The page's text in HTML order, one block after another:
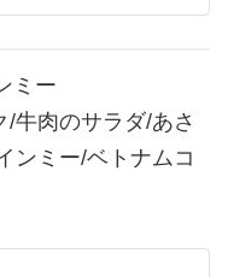
ミー
/牛肉のサラダ/あさ
ンミー/ベトナムコ